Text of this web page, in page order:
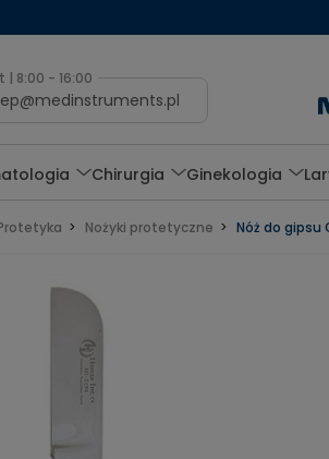
| 8:00 - 16:00
Chirurgia Ginekologia
Nożyki protetyczne Nóż do gipsu